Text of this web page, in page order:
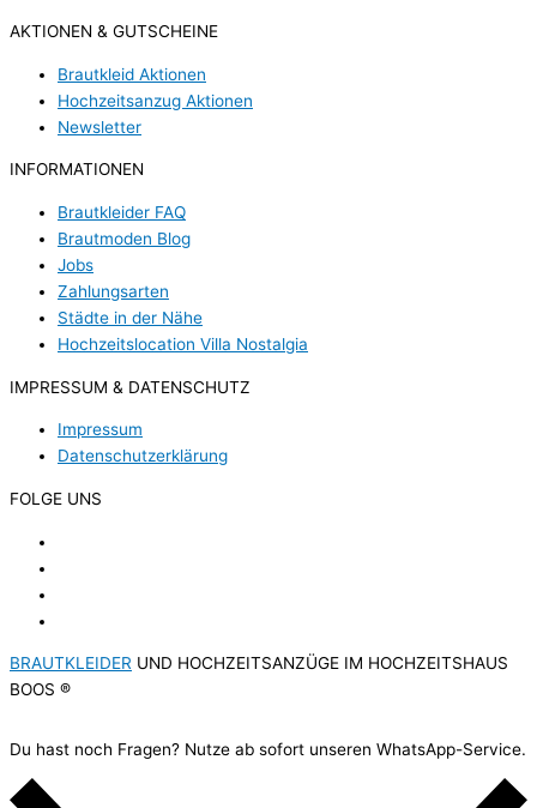
AKTIONEN & GUTSCHEINE
Brautkleid Aktionen
Hochzeitsanzug Aktionen
Newsletter
INFORMATIONEN
Brautkleider FAQ
Brautmoden Blog
Jobs
Zahlungsarten
Städte in der Nähe
Hochzeitslocation Villa Nostalgia
IMPRESSUM & DATENSCHUTZ
Impressum
Datenschutzerklärung
FOLGE UNS
BRAUTKLEIDER UND HOCHZEITSANZÜGE IM HOCHZEITSHAUS
BOOS ®
Du hast noch Fragen? Nutze ab sofort unseren WhatsApp-Service.